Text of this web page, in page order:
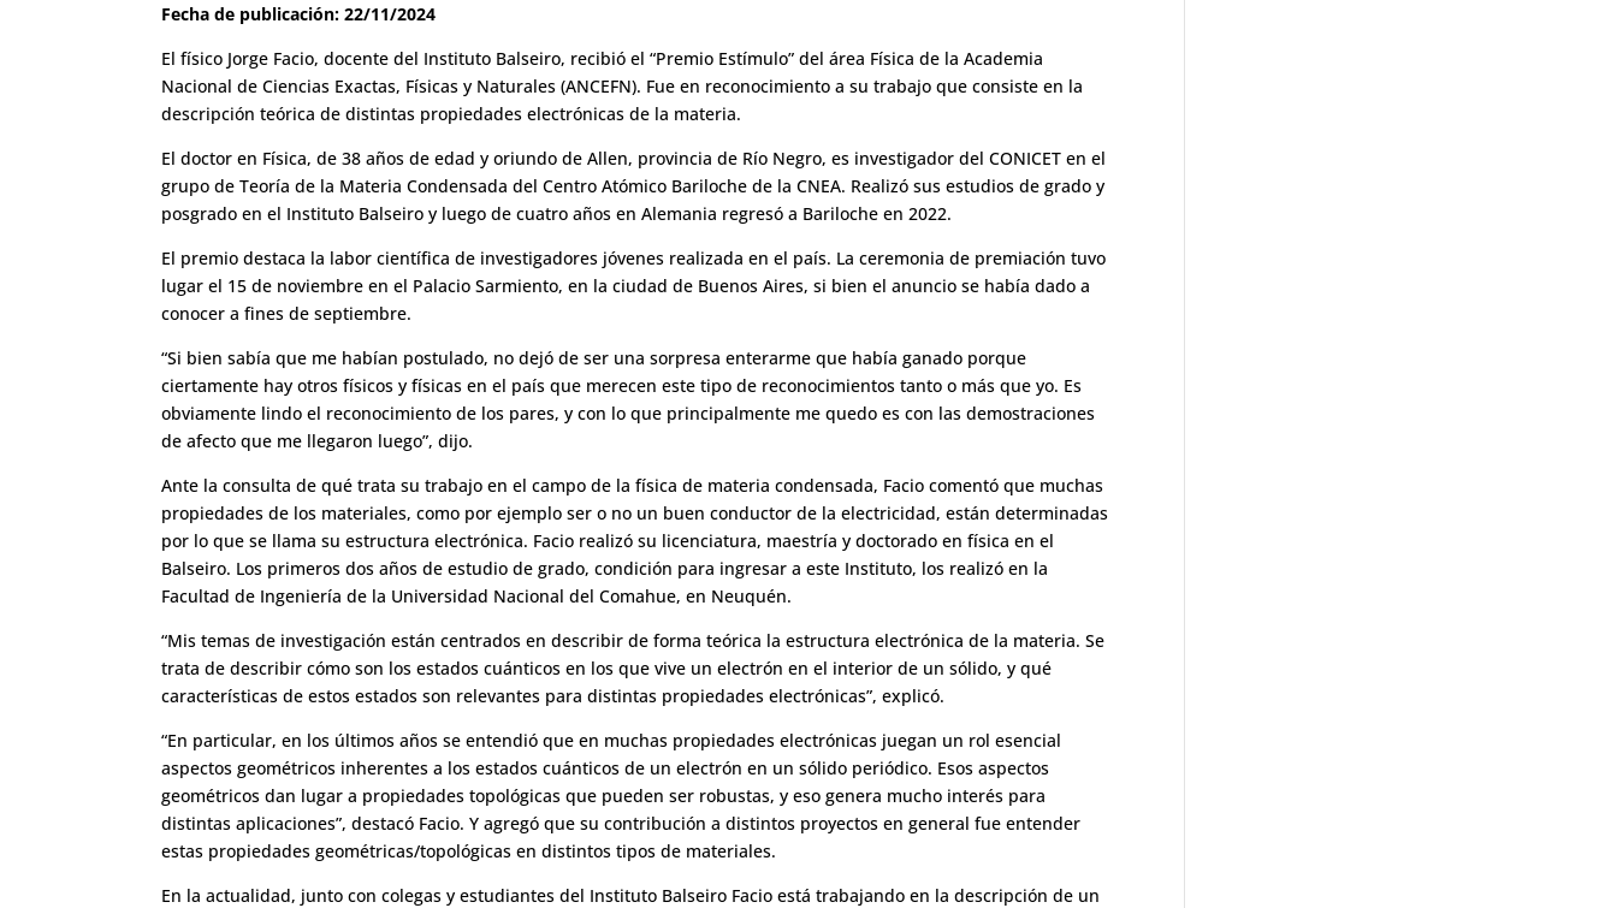
Fecha de publicación: 22/11/2024
El físico Jorge Facio, docente del Instituto Balseiro, recibió el “Premio Estímulo” del área Física de la Academia
Nacional de Ciencias Exactas, Físicas y Naturales (ANCEFN). Fue en reconocimiento a su trabajo que consiste en la
descripción teórica de distintas propiedades electrónicas de la materia.
El doctor en Física, de 38 años de edad y oriundo de Allen, provincia de Río Negro, es investigador del CONICET en el
grupo de Teoría de la Materia Condensada del Centro Atómico Bariloche de la CNEA. Realizó sus estudios de grado y
posgrado en el Instituto Balseiro y luego de cuatro años en Alemania regresó a Bariloche en 2022.
El premio destaca la labor científica de investigadores jóvenes realizada en el país. La ceremonia de premiación tuvo
lugar el 15 de noviembre en el Palacio Sarmiento, en la ciudad de Buenos Aires, si bien el anuncio se había dado a
conocer a fines de septiembre.
“Si bien sabía que me habían postulado, no dejó de ser una sorpresa enterarme que había ganado porque
ciertamente hay otros físicos y físicas en el país que merecen este tipo de reconocimientos tanto o más que yo. Es
obviamente lindo el reconocimiento de los pares, y con lo que principalmente me quedo es con las demostraciones
de afecto que me llegaron luego”, dijo.
Ante la consulta de qué trata su trabajo en el campo de la física de materia condensada, Facio comentó que muchas
propiedades de los materiales, como por ejemplo ser o no un buen conductor de la electricidad, están determinadas
por lo que se llama su estructura electrónica. Facio realizó su licenciatura, maestría y doctorado en física en el
Balseiro. Los primeros dos años de estudio de grado, condición para ingresar a este Instituto, los realizó en la
Facultad de Ingeniería de la Universidad Nacional del Comahue, en Neuquén.
“Mis temas de investigación están centrados en describir de forma teórica la estructura electrónica de la materia. Se
trata de describir cómo son los estados cuánticos en los que vive un electrón en el interior de un sólido, y qué
características de estos estados son relevantes para distintas propiedades electrónicas”, explicó.
“En particular, en los últimos años se entendió que en muchas propiedades electrónicas juegan un rol esencial
aspectos geométricos inherentes a los estados cuánticos de un electrón en un sólido periódico. Esos aspectos
geométricos dan lugar a propiedades topológicas que pueden ser robustas, y eso genera mucho interés para
distintas aplicaciones”, destacó Facio. Y agregó que su contribución a distintos proyectos en general fue entender
estas propiedades geométricas/topológicas en distintos tipos de materiales.
En la actualidad, junto con colegas y estudiantes del Instituto Balseiro Facio está trabajando en la descripción de un